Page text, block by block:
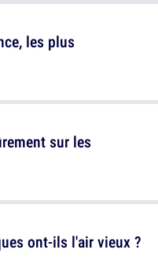
sur les
les plus
ont-ils l'air vieux ?